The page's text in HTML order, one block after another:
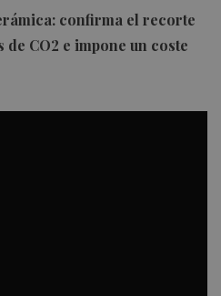
confirma el recorte
CO2 e impone un coste